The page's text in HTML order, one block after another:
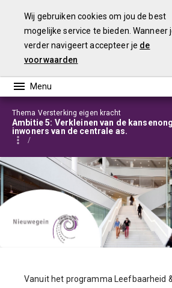
Wij gebruiken cookies om jou de best
mogelijke service te bieden. Wanneer
verder navigeert accepteer je de
voorwaarden
Thema Versterking eigen kracht
Ambitie 5: Verkleinen van de
inwoners van de centrale as.
Vanuit het programma Leefbaarheid